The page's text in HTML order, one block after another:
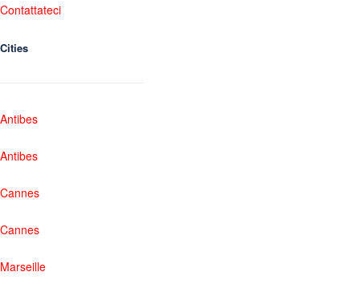
Contattateci
Cities
Antibes
Antibes
Cannes
Cannes
Marseille